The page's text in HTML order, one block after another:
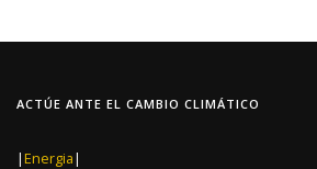
ACTÚE ANTE EL CAMBIO CLIMÁTICO
|Energia|